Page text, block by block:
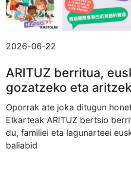
2026-06-22
ARITUZ berritua,
gozatzeko eta
Oporrak ate joka ditugun
Elkarteak ARITUZ bertsio
du, familiei eta lagunarteei
baliabid